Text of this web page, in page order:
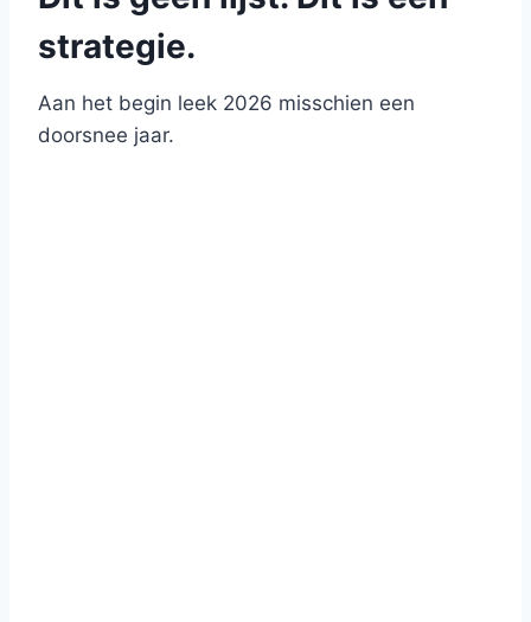
strategie.
Aan het begin leek 2026 misschien een
doorsnee jaar.